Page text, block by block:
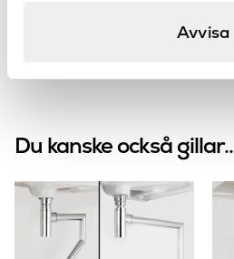
Avvisa
Du kanske också gillar..